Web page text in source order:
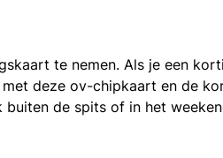
te nemen. Als je een
deze ov-chipkaart en de
de spits of in het